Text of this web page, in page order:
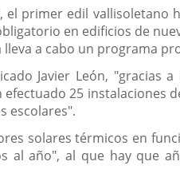
el primer edil vallisoletano
en edificios de
lleva a cabo un programa
Javier León, "gracias
efectuado 25
escolares".
solares térmicos en
al año", al que hay que